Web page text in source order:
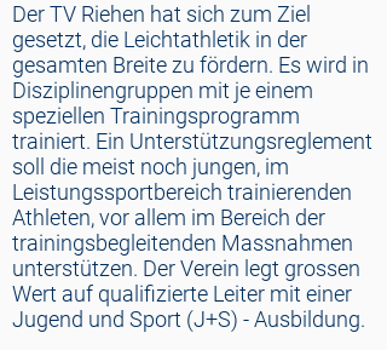
Der TV Riehen hat sich zum Ziel
gesetzt, die Leichtathletik in der
gesamten Breite zu fördern. Es wird in
Disziplinengruppen mit je einem
speziellen Trainingsprogramm
trainiert. Ein Unterstützungsreglement
soll die meist noch jungen, im
Leistungssportbereich trainierenden
Athleten, vor allem im Bereich der
trainingsbegleitenden Massnahmen
unterstützen. Der Verein legt grossen
Wert auf qualifizierte Leiter mit einer
Jugend und Sport (J+S) - Ausbildung.